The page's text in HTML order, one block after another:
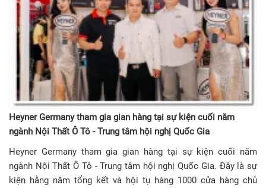
Heyner Germany tham gia gian hàng tại sự kiện cuối năm
ngành Nội Thất Ô Tô - Trung tâm hội nghị Quốc Gia
Heyner Germany tham gia gian hàng tại sự kiện cuối năm
ngành Nội Thất Ô Tô - Trung tâm hội nghị Quốc Gia. Đây là sự
kiện hằng năm tổng kết và hội tụ hàng 1000 cửa hàng chủ